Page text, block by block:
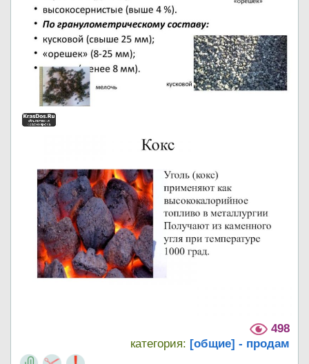
498
категория: [общие] - продам